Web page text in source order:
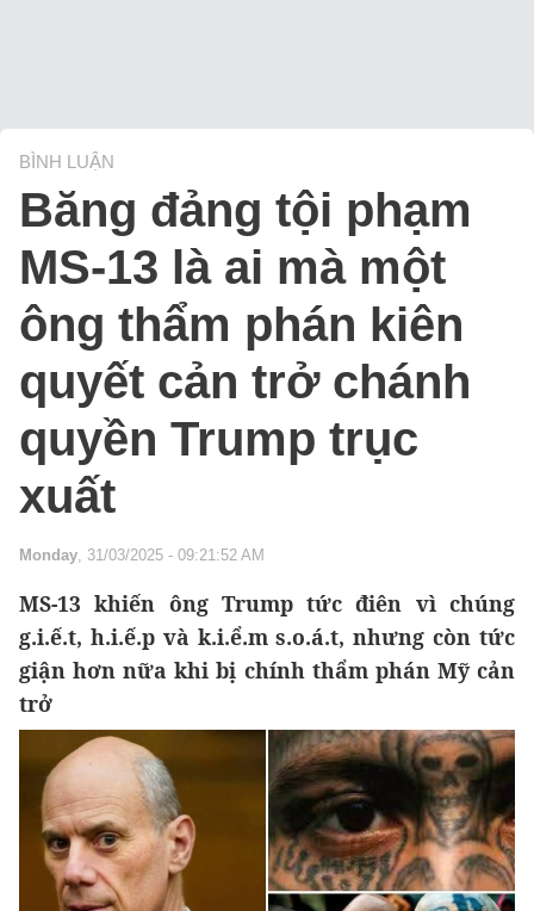
BÌNH LUẬN
Băng đảng tội phạm
MS-13 là ai mà một
ông thẩm phán kiên
quyết cản trở chánh
quyền Trump trục
xuất
Monday, 31/03/2025 - 09:21:52 AM
MS-13 khiến ông Trump tức điên vì chúng
g.i.ế.t, h.i.ế.p và k.i.ể.m s.o.á.t, nhưng còn tức
giận hơn nữa khi bị chính thẩm phán Mỹ cản
trở